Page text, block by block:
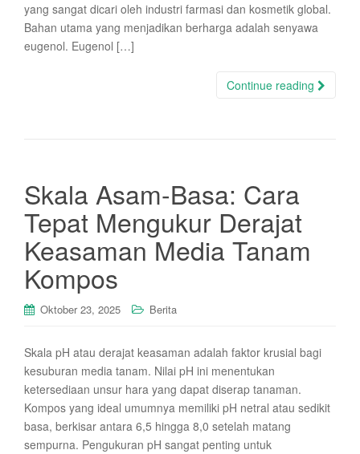
yang sangat dicari oleh industri farmasi dan kosmetik global.
Bahan utama yang menjadikan berharga adalah senyawa
eugenol. Eugenol […]
Continue reading
Skala Asam-Basa: Cara
Tepat Mengukur Derajat
Keasaman Media Tanam
Kompos
Oktober 23, 2025 Berita
Skala pH atau derajat keasaman adalah faktor krusial bagi
kesuburan media tanam. Nilai pH ini menentukan
ketersediaan unsur hara yang dapat diserap tanaman.
Kompos yang ideal umumnya memiliki pH netral atau sedikit
basa, berkisar antara 6,5 hingga 8,0 setelah matang
sempurna. Pengukuran pH sangat penting untuk